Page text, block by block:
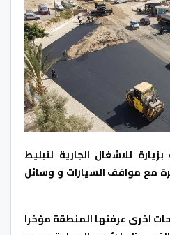
للاشغال الجارية لتبليط
مع مواقف السيارات و وسائل
اخرى عرفتها المنطقة مؤخرا